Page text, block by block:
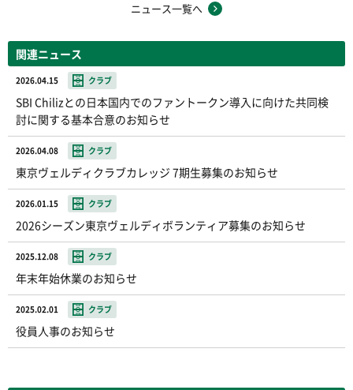
ニュース一覧へ
関連ニュース
2026.04.15 クラブ
SBI Chilizとの日本国内でのファントークン導入に向けた共同検
討に関する基本合意のお知らせ
2026.04.08 クラブ
東京ヴェルディクラブカレッジ 7期生募集のお知らせ
2026.01.15 クラブ
2026シーズン東京ヴェルディボランティア募集のお知らせ
2025.12.08 クラブ
年末年始休業のお知らせ
2025.02.01 クラブ
役員人事のお知らせ